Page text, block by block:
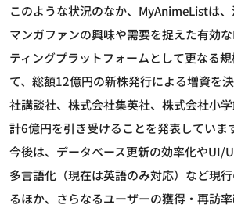
このような状況のなか、MyAnimeListは、
マンガファンの興味や需要を捉えた有効
ティングプラットフォームとして更なる
て、総額12億円の新株発行による増資を
社講談社、株式会社集英社、株式会社小
計6億円を引き受けることを発表していま
今後は、データベース更新の効率化やUI/
多言語化（現在は英語のみ対応）など現
るほか、さらなるユーザーの獲得・再訪